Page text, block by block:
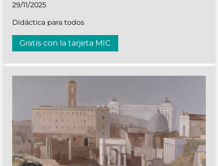
29/11/2025
Didáctica para todos
Gratis con la tarjeta MIC